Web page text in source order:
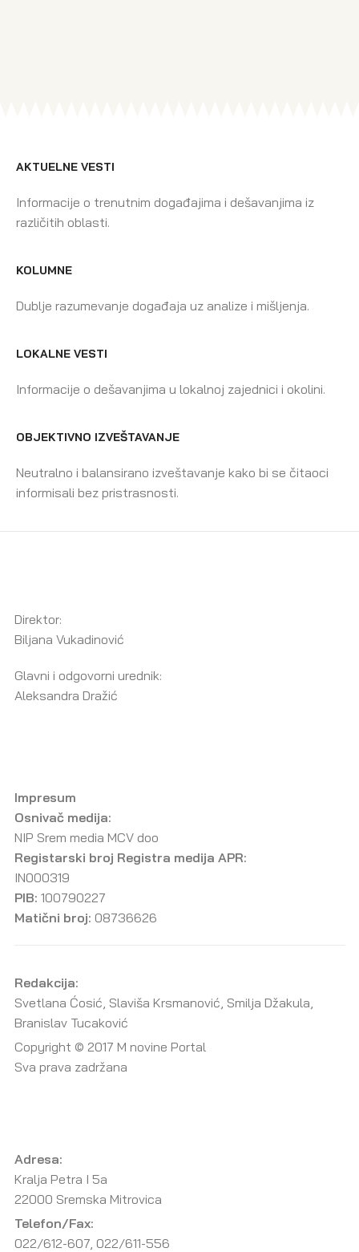
AKTUELNE VESTI
Informacije o trenutnim događajima i dešavanjima iz
različitih oblasti.
KOLUMNE
Dublje razumevanje događaja uz analize i mišljenja.
LOKALNE VESTI
Informacije o dešavanjima u lokalnoj zajednici i okolini.
OBJEKTIVNO IZVEŠTAVANJE
Neutralno i balansirano izveštavanje kako bi se čitaoci
informisali bez pristrasnosti.
Direktor:
Biljana Vukadinović
Glavni i odgovorni urednik:
Aleksandra Dražić
Impresum
Osnivač medija:
NIP Srem media MCV doo
Registarski broj Registra medija APR:
IN000319
PIB: 100790227
Matični broj: 08736626
Redakcija:
Svetlana Ćosić, Slaviša Krsmanović, Smilja Džakula,
Branislav Tucaković
Copyright © 2017 M novine Portal
Sva prava zadržana
Adresa:
Kralja Petra I 5a
22000 Sremska Mitrovica
Telefon/Fax:
022/612-607, 022/611-556